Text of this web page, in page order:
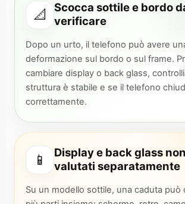
📐
Scocca sottile e bordo
verificare
Dopo un urto, il telefono può avere
deformazione sul bordo o sul frame.
cambiare display o back glass,
struttura è stabile e se il telefono
correttamente.
📱
Display e back glass
valutati separatamente
Su un modello sottile, una caduta può